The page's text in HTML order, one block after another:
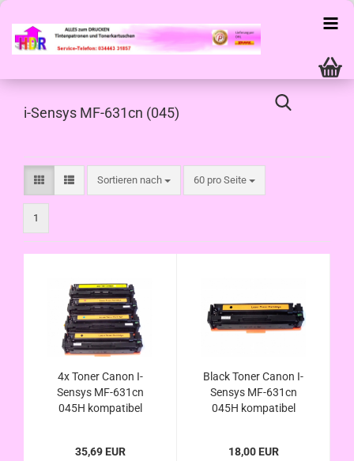
i-Sensys MF-631cn (045)
Sortieren nach
Sortieren nach 60 pro Seite
pro Seite
1
4x Toner Canon I-
Sensys MF-631cn
045H kompatibel
35,69 EUR
Black Toner Canon I-
Sensys MF-631cn
045H kompatibel
18,00 EUR